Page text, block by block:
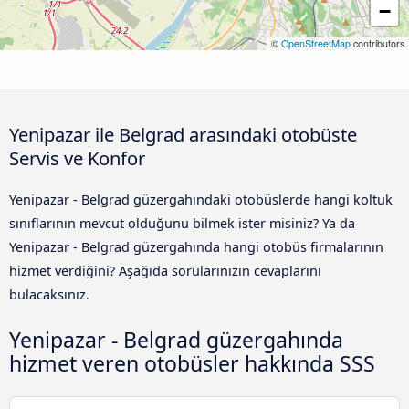
−
© OpenStreetMap contributors
Yenipazar ile Belgrad arasındaki otobüste
Servis ve Konfor
Yenipazar - Belgrad güzergahındaki otobüslerde hangi koltuk
sınıflarının mevcut olduğunu bilmek ister misiniz? Ya da
Yenipazar - Belgrad güzergahında hangi otobüs firmalarının
hizmet verdiğini? Aşağıda sorularınızın cevaplarını
bulacaksınız.
Yenipazar - Belgrad güzergahında
hizmet veren otobüsler hakkında SSS